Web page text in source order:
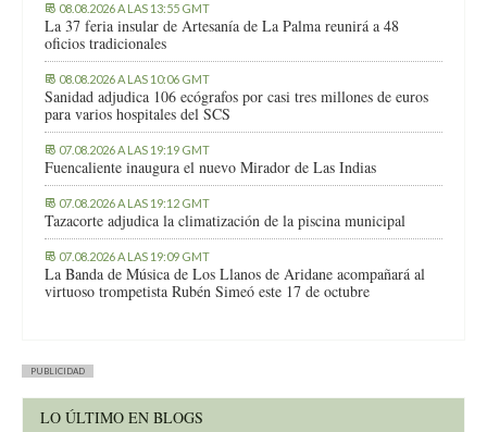
08.08.2026 A LAS 13:55 GMT
La 37 feria insular de Artesanía de La Palma reunirá a 48
oficios tradicionales
08.08.2026 A LAS 10:06 GMT
Sanidad adjudica 106 ecógrafos por casi tres millones de euros
para varios hospitales del SCS
07.08.2026 A LAS 19:19 GMT
Fuencaliente inaugura el nuevo Mirador de Las Indias
07.08.2026 A LAS 19:12 GMT
Tazacorte adjudica la climatización de la piscina municipal
07.08.2026 A LAS 19:09 GMT
La Banda de Música de Los Llanos de Aridane acompañará al
virtuoso trompetista Rubén Simeó este 17 de octubre
PUBLICIDAD
LO ÚLTIMO EN BLOGS